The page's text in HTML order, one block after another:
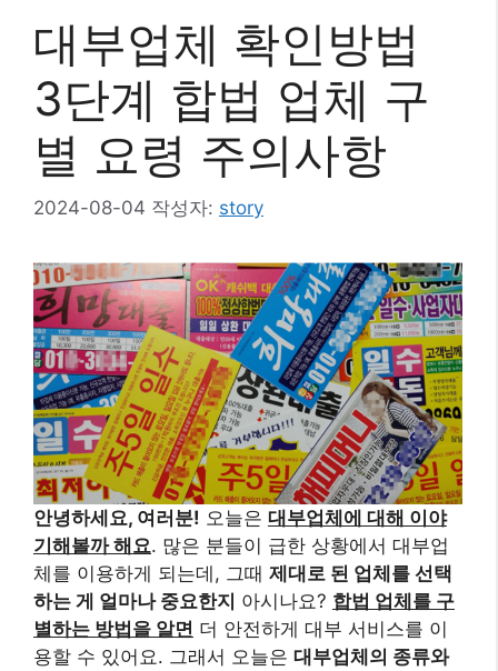
대부업체 확인방법
3단계 합법 업체 구
별 요령 주의사항
2024-08-04 작성자: story
안녕하세요, 여러분! 오늘은 대부업체에 대해 이야
기해볼까 해요. 많은 분들이 급한 상황에서 대부업
체를 이용하게 되는데, 그때 제대로 된 업체를 선택
하는 게 얼마나 중요한지 아시나요? 합법 업체를 구
별하는 방법을 알면 더 안전하게 대부 서비스를 이
용할 수 있어요. 그래서 오늘은 대부업체의 종류와